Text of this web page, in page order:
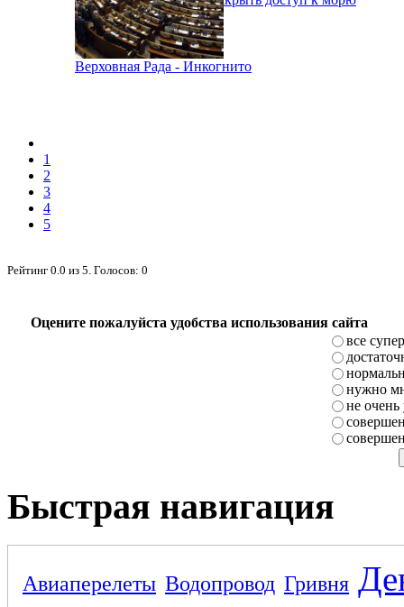
Верховная Рада - Инкогнито
1
2
3
4
5
Рейтинг 0.0 из 5. Голосов: 0
Оцените пожалуйста удобства использования сайта
все супер
нужно
не очень
Быстрая навигация
Авиаперелеты Водопровод Гривня